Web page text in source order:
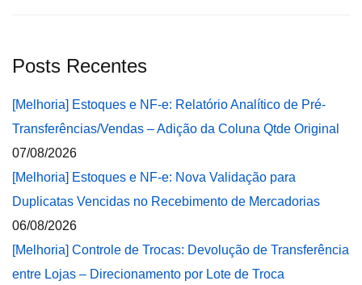
Posts Recentes
[Melhoria] Estoques e NF-e: Relatório Analítico de Pré-
Transferências/Vendas – Adição da Coluna Qtde Original
07/08/2026
[Melhoria] Estoques e NF-e: Nova Validação para
Duplicatas Vencidas no Recebimento de Mercadorias
06/08/2026
[Melhoria] Controle de Trocas: Devolução de Transferência
entre Lojas – Direcionamento por Lote de Troca